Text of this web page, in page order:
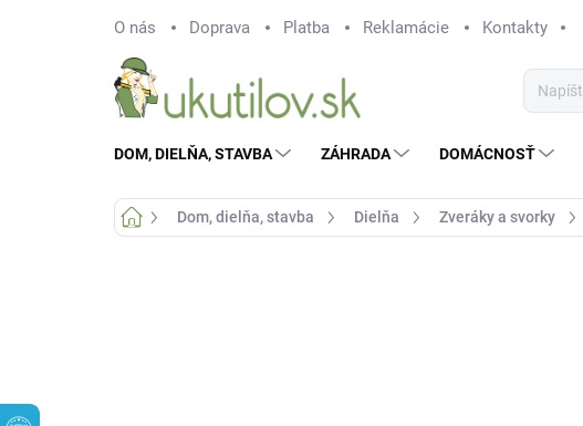
O nás Doprava Platba Reklamácie Kontakty
DOM, DIELŇA, STAVBA ZÁHRADA DOMÁCNOSŤ
DomovDom, dielňa, stavba Dielňa Zveráky a svorky